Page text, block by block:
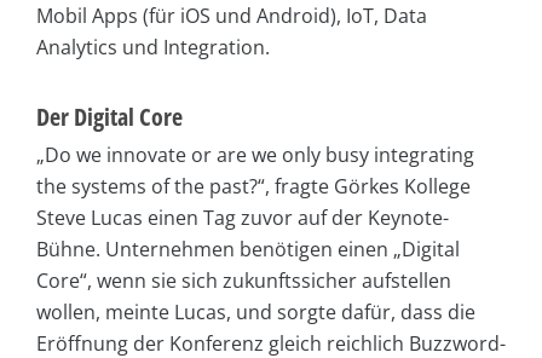
Mobil Apps (für iOS und Android), IoT, Data
Analytics und Integration.
Der Digital Core
„Do we innovate or are we only busy integrating
the systems of the past?“, fragte Görkes Kollege
Steve Lucas einen Tag zuvor auf der Keynote-
Bühne. Unternehmen benötigen einen „Digital
Core“, wenn sie sich zukunftssicher aufstellen
wollen, meinte Lucas, und sorgte dafür, dass die
Eröffnung der Konferenz gleich reichlich Buzzword-